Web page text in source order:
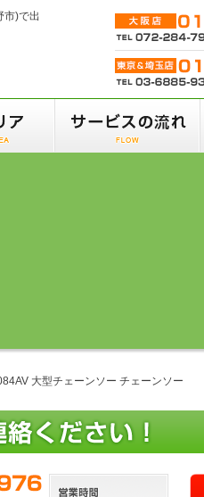
市)で出
大型チェーンソー チェーンソー